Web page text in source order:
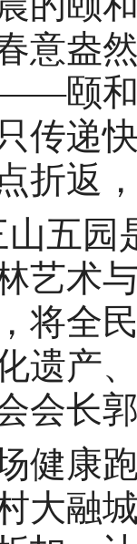
意盎
颐和
传递
折返
园是
艺术
将全
遗产
会长郭
康跑
大融